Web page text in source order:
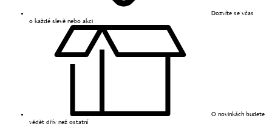
Dozvíte se včas
o každé slevě nebo akci
O novinkách budete
vědět dřív než ostatní